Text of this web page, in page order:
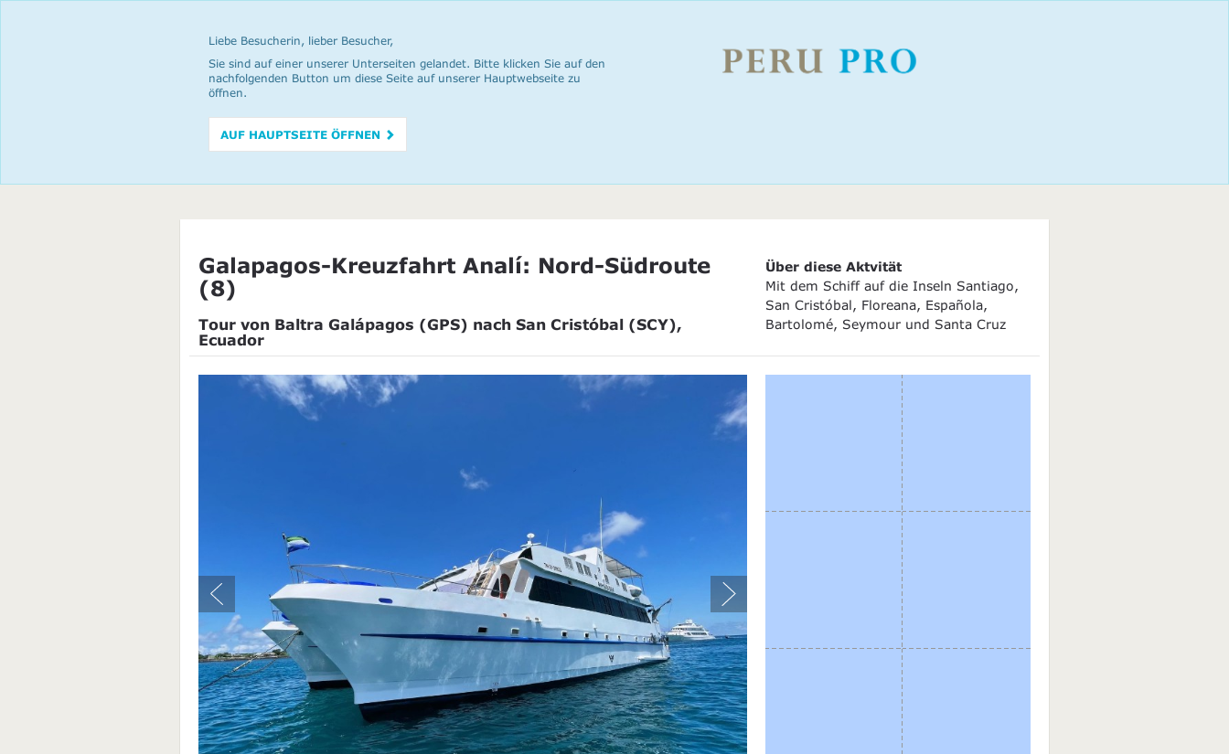
Liebe Besucherin, lieber Besucher,
Sie sind auf einer unserer Unterseiten gelandet. Bitte klicken Sie auf den
nachfolgenden Button um diese Seite auf unserer Hauptwebseite zu
öffnen.
AUF HAUPTSEITE ÖFFNEN
Galapagos-Kreuzfahrt Analí: Nord-Südroute
(8)
Tour von Baltra Galápagos (GPS) nach San Cristóbal (SCY),
Ecuador
Über diese Aktvität
Mit dem Schiff auf die Inseln Santiago,
San Cristóbal, Floreana, Española,
Bartolomé, Seymour und Santa Cruz